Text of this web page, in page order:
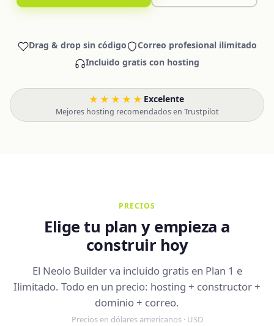
Drag & drop sin código
Correo profesional ilimitado
Incluido gratis con hosting
★★★★★ Excelente·
Mejores hosting recomendados en Trustpilot
PRECIOS
Elige tu plan y empieza a
construir hoy
El Neolo Builder va incluido gratis en Plan 1 e
Ilimitado. Todo en un precio: hosting + constructor +
dominio + correo.
Precios en dólares americanos · USD